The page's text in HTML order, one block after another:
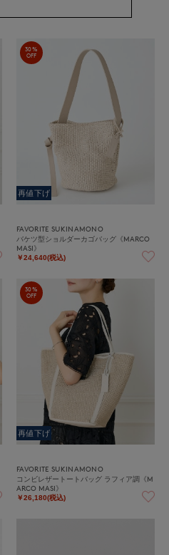
30%
OFF
再値下げ
FAVORITE SUKINAMONO
バケツ型ショルダーカゴバッグ《MARCO
MASI》
￥24,640(税込)
30%
OFF
再値下げ
FAVORITE SUKINAMONO
コンビレザートートバッグ ラフィア調《M
ARCO MASI》
￥26,180(税込)